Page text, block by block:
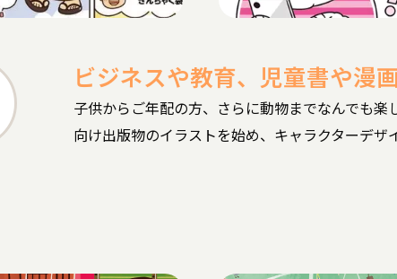
ビジネスや教育、児童書や漫
子供からご年配の方、さらに動物までなんでも
向け出版物のイラストを始め、キャラクターデザ